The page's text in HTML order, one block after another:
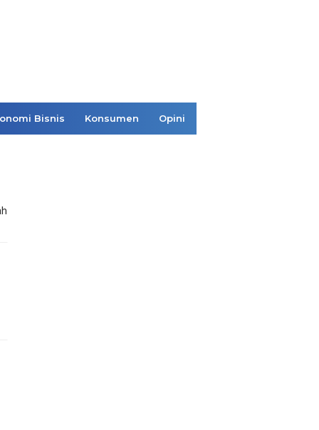
Bisnis Konsumen Opini